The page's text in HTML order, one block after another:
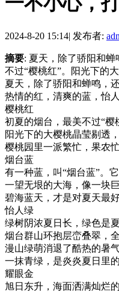
2024-8-20 15:14| 发布者:
摘要: 夏天，除了骄阳和
不过“樱桃红”。阳光下的
夏天，除了骄阳和蝉鸣，
热情的红，清爽的蓝，怡
樱桃红
初夏的烟台，最美不过“樱
阳光下的大樱桃晶莹剔透
樱桃园里一派繁忙，果农
烟台蓝
有一种蓝，叫“烟台蓝”。
一望无垠的大海，像一块
碧海蓝天，才是对夏天最好
怡人绿
绿树阴浓夏日长，绿色是
烟台群山环抱层峦叠翠，
漫山绿萌消退了酷热的暑
一抹青绿，是炎炎夏日里
耀眼金
旭日东升，海面洒满灿烂